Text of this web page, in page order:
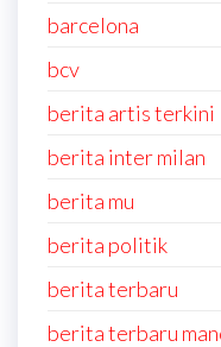
barcelona
bcv
berita artis terkini
berita inter milan
berita mu
berita politik
berita terbaru
berita terbaru